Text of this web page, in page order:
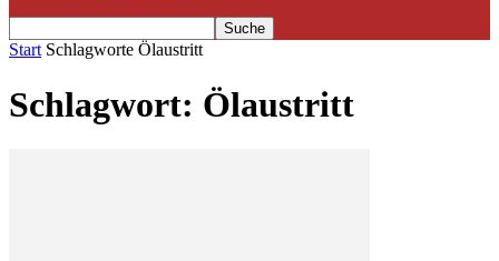
Start Schlagworte Ölaustritt
Schlagwort: Ölaustritt